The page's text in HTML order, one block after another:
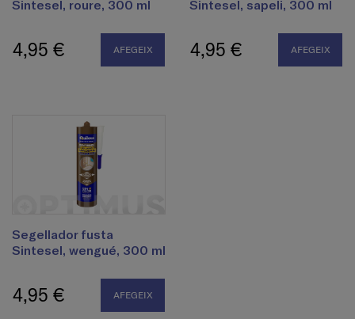
Sintesel, roure, 300 ml
4,95 € AFEGEIX
Sintesel, sapeli, 300 ml
4,95 € AFEGEIX
Segellador fusta
Sintesel, wengué, 300 ml
4,95 € AFEGEIX